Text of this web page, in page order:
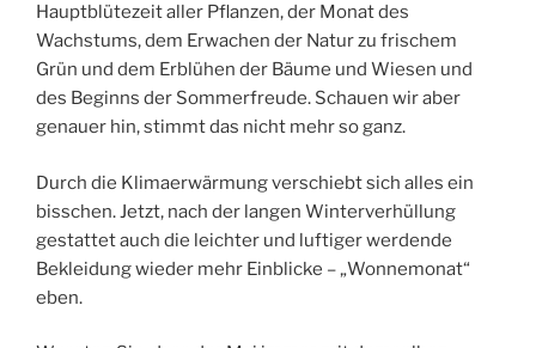
Hauptblütezeit aller Pflanzen, der Monat des
Wachstums, dem Erwachen der Natur zu frischem
Grün und dem Erblühen der Bäume und Wiesen und
des Beginns der Sommerfreude. Schauen wir aber
genauer hin, stimmt das nicht mehr so ganz.
Durch die Klimaerwärmung verschiebt sich alles ein
bisschen. Jetzt, nach der langen Winterverhüllung
gestattet auch die leichter und luftiger werdende
Bekleidung wieder mehr Einblicke – „Wonnemonat“
eben.